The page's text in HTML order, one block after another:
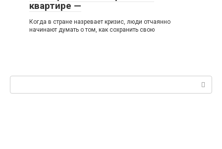
квартире —
Когда в стране назревает кризис, люди отчаянно
начинают думать о том, как сохранить свою